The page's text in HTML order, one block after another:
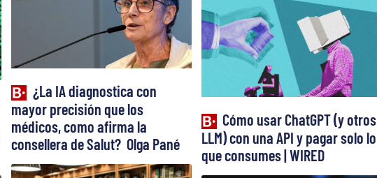
¿La IA diagnostica con
mayor precisión que los
médicos, como afirma la
consellera de Salut? Olga Pané
Cómo usar ChatGPT (y otros
LLM) con una API y pagar solo lo
que consumes | WIRED